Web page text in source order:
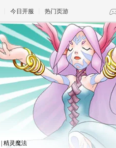
今日开服 热门页游
魔兽 DNF
天堂 剑网3旗舰版
王权与自由 诛仙世界
精灵魔法